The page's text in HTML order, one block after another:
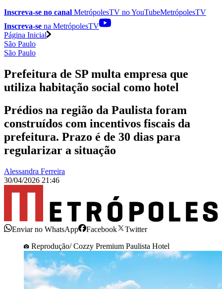
Inscreva-se no canal MetrópolesTV noYouTubeMetrópolesTV
Inscreva-se na MetrópolesTV
Página Inicial
São Paulo
São Paulo
Prefeitura de SP multa empresa que
utiliza habitação social como hotel
Prédios na região da Paulista foram
construídos com incentivos fiscais da
prefeitura. Prazo é de 30 dias para
regularizar a situação
Alessandra Ferreira
30/04/2026 21:46
Enviar no WhatsApp Facebook
Twitter
Reprodução/ Cozzy Premium Paulista Hotel